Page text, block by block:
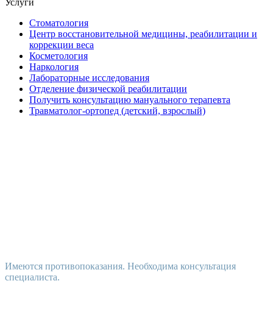
Услуги
Стоматология
Центр восстановительной медицины, реабилитации и
коррекции веса
Косметология
Наркология
Лабораторные исследования
Отделение физической реабилитации
Получить консультацию мануального терапевта
Травматолог-ортопед (детский, взрослый)
Имеются противопоказания. Необходима консультация
специалиста.